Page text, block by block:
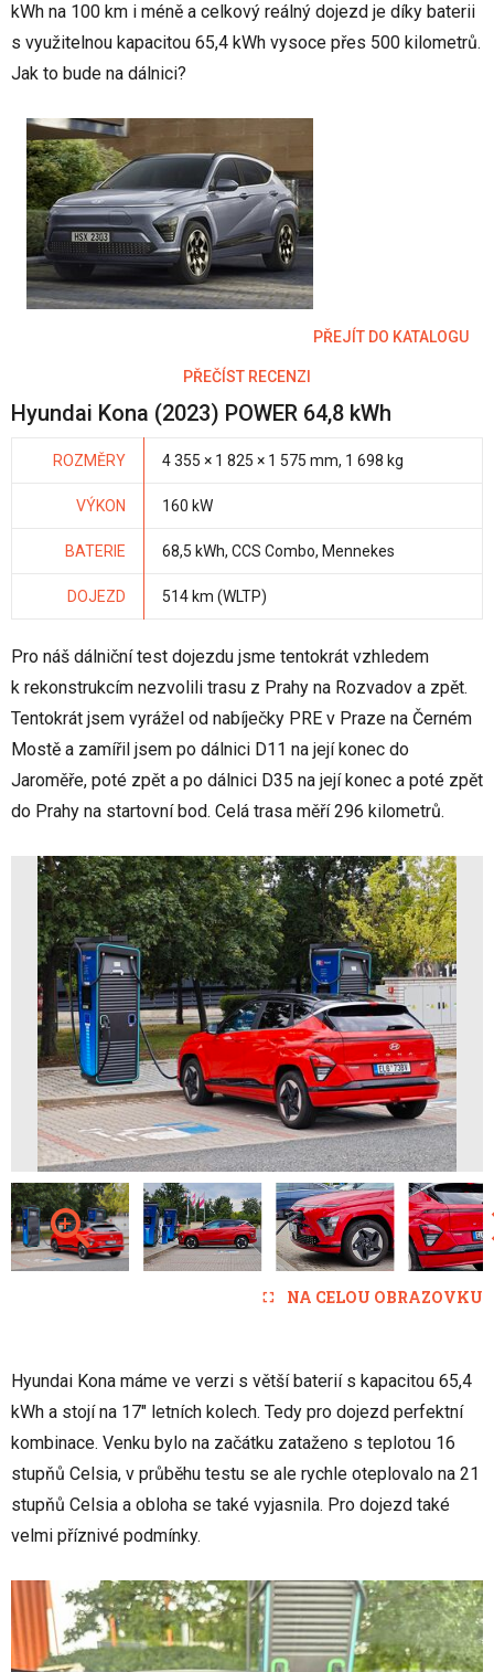
kWh na 100 km i méně a celkový reálný dojezd je díky baterii
s využitelnou kapacitou 65,4 kWh vysoce přes 500 kilometrů.
Jak to bude na dálnici?
PŘEJÍT DO KATALOGU
PŘEČÍST RECENZI
Hyundai Kona (2023) POWER 64,8 kWh
ROZMĚRY 4 355 × 1 825 × 1 575 mm, 1 698 kg
VÝKON 160 kW
BATERIE 68,5 kWh, CCS Combo, Mennekes
DOJEZD 514 km (WLTP)
Pro náš dálniční test dojezdu jsme tentokrát vzhledem
k rekonstrukcím nezvolili trasu z Prahy na Rozvadov a zpět.
Tentokrát jsem vyrážel od nabíječky PRE v Praze na Černém
Mostě a zamířil jsem po dálnici D11 na její konec do
Jaroměře, poté zpět a po dálnici D35 na její konec a poté zpět
do Prahy na startovní bod. Celá trasa měří 296 kilometrů.
NA CELOU OBRAZOVKU
Hyundai Kona máme ve verzi s větší baterií s kapacitou 65,4
kWh a stojí na 17" letních kolech. Tedy pro dojezd perfektní
kombinace. Venku bylo na začátku zataženo s teplotou 16
stupňů Celsia, v průběhu testu se ale rychle oteplovalo na 21
stupňů Celsia a obloha se také vyjasnila. Pro dojezd také
velmi příznivé podmínky.